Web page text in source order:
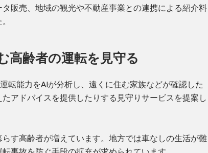
販売、地域の観光や不動産事業との連携による紹介料
高齢者の運転を見守る
転能力をAIが分析し、遠くに住む家族などが確認した
アドバイスを提供したりする見守りサービスを提案し
す高齢者が増えています。地方では車なしの生活が難